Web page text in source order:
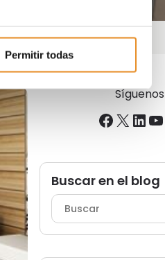
Permitir todas
Síguenos
X
Buscar en el blog